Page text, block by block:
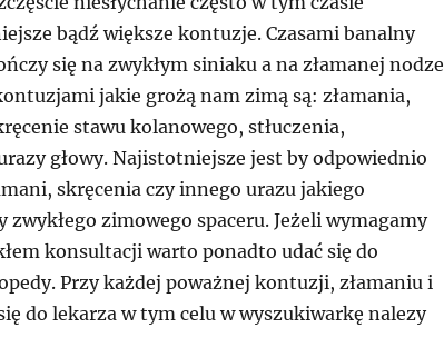
bądź większe kontuzje. Czasami banalny
się na zwykłym siniaku a na złamanej nodze
jakie grożą nam zimą są: złamania,
stawu kolanowego, stłuczenia,
głowy. Najistotniejsze jest by odpowiednio
skręcenia czy innego urazu jakiego
zimowego spaceru. Jeżeli wymagamy
konsultacji warto ponadto udać się do
Przy każdej poważnej kontuzji, złamaniu i
do lekarza w tym celu w wyszukiwarkę nalezy